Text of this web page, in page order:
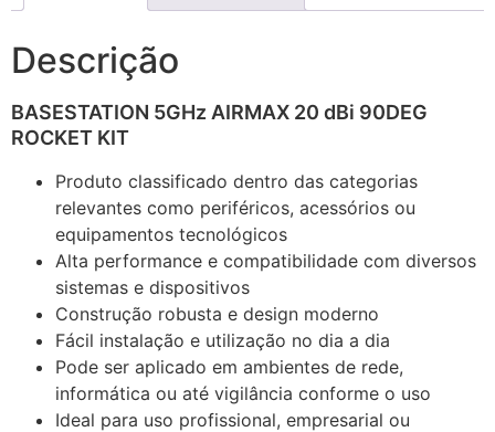
Descrição
BASESTATION 5GHz AIRMAX 20 dBi 90DEG
ROCKET KIT
Produto classificado dentro das categorias
relevantes como periféricos, acessórios ou
equipamentos tecnológicos
Alta performance e compatibilidade com diversos
sistemas e dispositivos
Construção robusta e design moderno
Fácil instalação e utilização no dia a dia
Pode ser aplicado em ambientes de rede,
informática ou até vigilância conforme o uso
Ideal para uso profissional, empresarial ou